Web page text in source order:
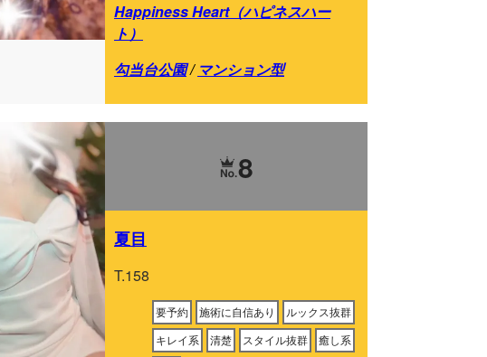
Happiness Heart（ハピネスハー
ト）
勾当台公園/ マンション型
8
夏目
T.158
要予約 施術に自信あり
ルックス抜群
キレイ系
清楚 スタイル抜群
癒し系